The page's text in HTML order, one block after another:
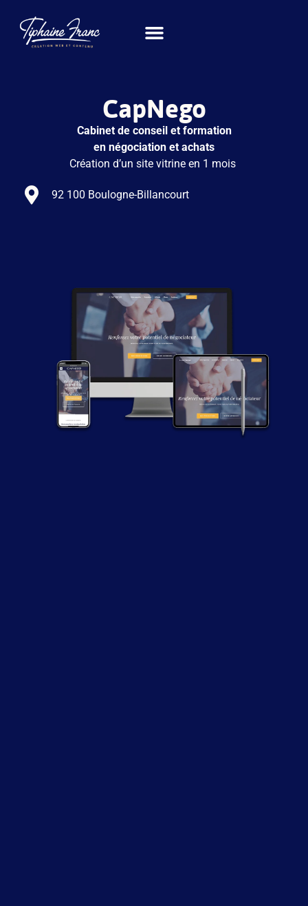
CapNego
Cabinet de conseil et formation
en négociation et achats
Création d’un site vitrine en 1 mois
92 100 Boulogne-Billancourt